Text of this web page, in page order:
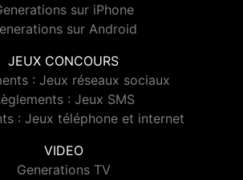
sur iPhone
sur Android
JEUX CONCOURS
: Jeux réseaux sociaux
: Jeux SMS
: Jeux téléphone et internet
VIDEO
Generations TV